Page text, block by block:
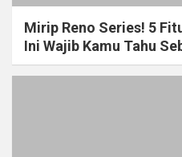
Mirip Reno Series! 5
Ini Wajib Kamu Tahu